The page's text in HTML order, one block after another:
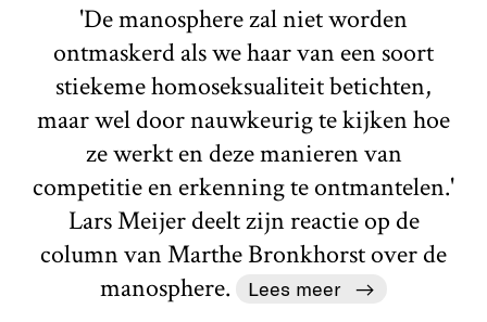
'De manosphere zal niet worden
ontmaskerd als we haar van een soort
stiekeme homoseksualiteit betichten,
maar wel door nauwkeurig te kijken hoe
ze werkt en deze manieren van
competitie en erkenning te ontmantelen.'
Lars Meijer deelt zijn reactie op de
column van Marthe Bronkhorst over de
manosphere.
Lees meer